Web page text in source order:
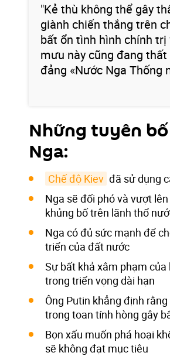
"Kẻ thù không thể gây
giành chiến thắng trên
bất ổn tình hình chính
mưu này cũng đang
đảng «Nước Nga Thống
Những tuyên
Nga:
Chế độ Kiev đã sử dụng
Nga sẽ đối phó và vượt
khủng bố trên lãnh thổ
Nga có đủ sức mạnh để
triển của đất nước
Sự bất khả xâm phạm
trong triển vọng dài hạn
Ông Putin khẳng định
trong toan tính hòng gây
Bọn xấu muốn phá hoại
sẽ không đạt mục tiêu